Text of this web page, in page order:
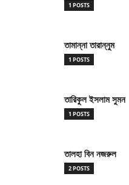
1 POSTS
তামান্না তারান্নুম
1 POSTS
তারিকুল ইসলাম সুমন
1 POSTS
তালহা বিন নজরুল
2 POSTS